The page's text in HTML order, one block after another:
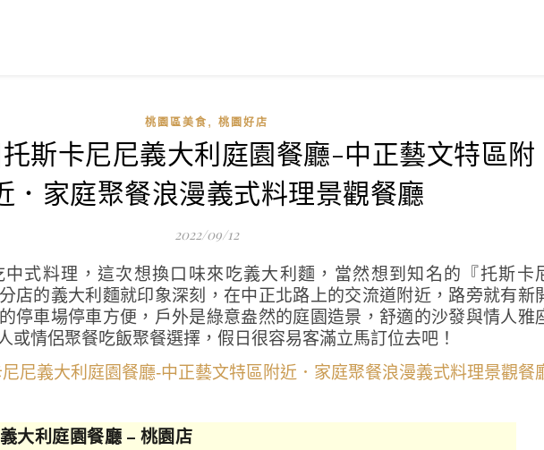
桃園區美食 , 桃園好店
斯卡尼尼義大利庭園餐廳-中正藝文特區附
．家庭聚餐浪漫義式料理景觀餐廳
2022/09/12
式料理，這次想換口味來吃義大利麵，當然想到知名的『托斯卡
店的義大利麵就印象深刻，在中正北路上的交流道附近，路旁就有新
停車場停車方便，戶外是綠意盎然的庭園造景，舒適的沙發與情人雅
或情侶聚餐吃飯聚餐選擇，假日很容易客滿立馬訂位去吧！
大利庭園餐廳 – 桃園店